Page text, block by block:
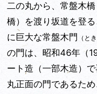
二の丸から、常盤木橋
橋）を渡り坂道を登
に巨大な常盤木門
（と
の門は、昭和46年（
ート造（一部木造）
丸正面の門であるた